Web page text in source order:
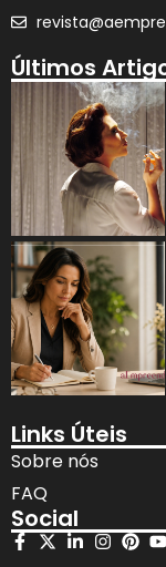
Últimos
Links Úteis
Sobre nós
FAQ
Social